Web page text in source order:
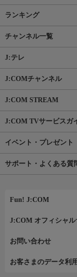
ランキング
チャンネル一覧
J:テレ
J:COMチャンネル
J:COM STREAM
J:COM TVサービスガ
イベント・プレゼント
サポート・よくある質
Fun! J:COM
J:COM オフィシャル
お問い合わせ
お客さまのデータ利